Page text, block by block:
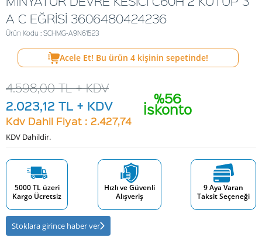
A C EĞRİSİ 3606480424236
Ürün Kodu : SCHMG-A9N61523
Acele Et! Bu ürün 4 kişinin sepetinde!
%56
İskonto
4.598,00TL + KDV
2.023,12 TL + KDV
Kdv Dahil Fiyat : 2.427,74
KDV Dahildir.
5000 TL üzeri
Kargo Ücretsiz
Hızlı ve Güvenli
Alışveriş
9 Aya Varan
Taksit Seçeneği
Stoklara girince haber ver